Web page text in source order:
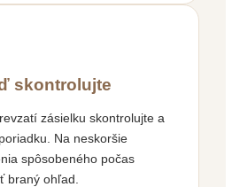
skontrolujte
zásielku skontrolujte a
Na neskoršie
spôsobeného počas
braný ohľad.